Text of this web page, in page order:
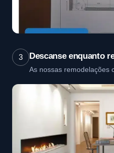
3 Descanse enquanto
As nossas remodelações